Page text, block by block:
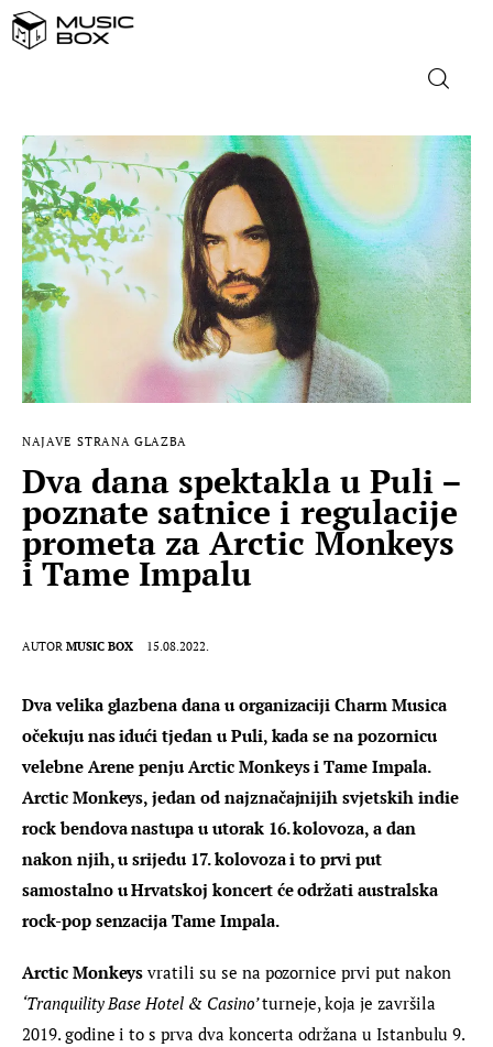
NASLOVNICA
DOMAĆA GLAZBA
STRANA GLAZBA
NAJAVE STRANA GLAZBA
Dva dana spektakla u Puli –
poznate satnice i regulacije
prometa za Arctic Monkeys
i Tame Impalu
AUTOR MUSIC BOX 15.08.2022.
Dva velika glazbena dana u organizaciji Charm Musica
očekuju nas idući tjedan u Puli, kada se na pozornicu
velebne Arene penju Arctic Monkeys i Tame Impala.
Arctic Monkeys, jedan od najznačajnijih svjetskih indie
rock bendova nastupa u utorak 16. kolovoza, a dan
nakon njih, u srijedu 17. kolovoza i to prvi put
samostalno u Hrvatskoj koncert će održati australska
rock-pop senzacija Tame Impala.
Arctic Monkeys vratili su se na pozornice prvi put nakon
‘Tranquility Base Hotel & Casino’ turneje, koja je završila
2019. godine i to s prva dva koncerta održana u Istanbulu 9.